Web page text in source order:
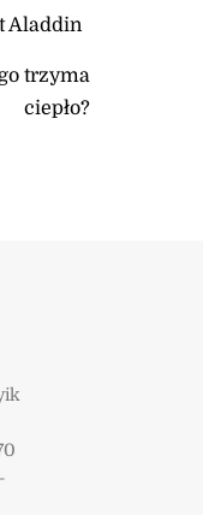
Aladdin
trzyma
ciepło?